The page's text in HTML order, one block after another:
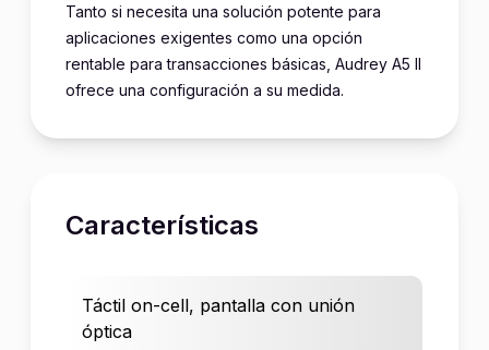
Tanto si necesita una solución potente para
aplicaciones exigentes como una opción
rentable para transacciones básicas, Audrey A5 II
ofrece una configuración a su medida.
Características
Táctil on-cell, pantalla con unión
óptica